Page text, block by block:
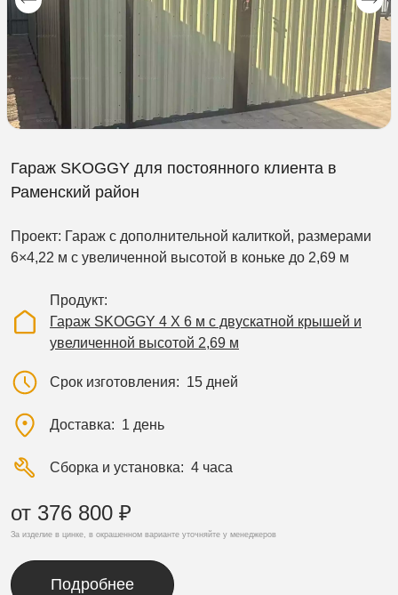
Гараж SKOGGY для постоянного клиента в
Раменский район
Проект: Гараж с дополнительной калиткой, размерами
6×4,22 м с увеличенной высотой в коньке до 2,69 м
Продукт
Гараж SKOGGY 4 Х 6 м с двускатной крышей и
увеличенной высотой 2,69 м
Срок изготовления 15 дней
Доставка 1 день
Сборка и установка 4 часа
от 376 800 ₽
За изделие в цинке, в окрашенном варианте уточняйте у менеджеров
Подробнее